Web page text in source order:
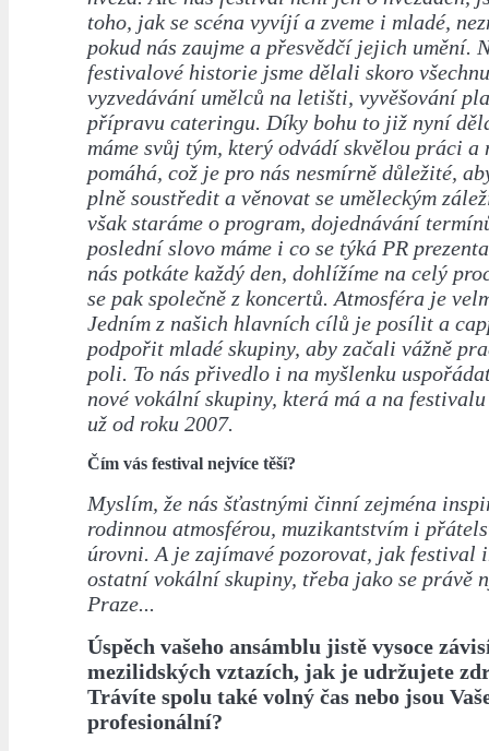
toho, jak se scéna vyvíjí a zveme i mladé,
pokud nás zaujme a přesvědčí jejich umění.
festivalové historie jsme dělali skoro
vyzvedávání umělců na letišti, vyvěšování
přípravu cateringu. Díky bohu to již nyní
máme svůj tým, který odvádí skvělou práci a
pomáhá, což je pro nás nesmírně důležité,
plně soustředit a věnovat se uměleckým
však staráme o program, dojednávání
poslední slovo máme i co se týká PR
nás potkáte každý den, dohlížíme na celý
se pak společně z koncertů. Atmosféra je
Jedním z našich hlavních cílů je posílit a
podpořit mladé skupiny, aby začali vážně
poli. To nás přivedlo i na myšlenku
nové vokální skupiny, která má a na festivalu
už od roku 2007.
Čím vás festival nejvíce těší?
Myslím, že nás šťastnými činní zejména
rodinnou atmosférou, muzikantstvím i
úrovni. A je zajímavé pozorovat, jak festival
ostatní vokální skupiny, třeba jako se právě
Praze...
Úspěch vašeho ansámblu jistě vysoce
mezilidských vztazích, jak je udržujete
Trávíte spolu také volný čas nebo jsou
profesionální?